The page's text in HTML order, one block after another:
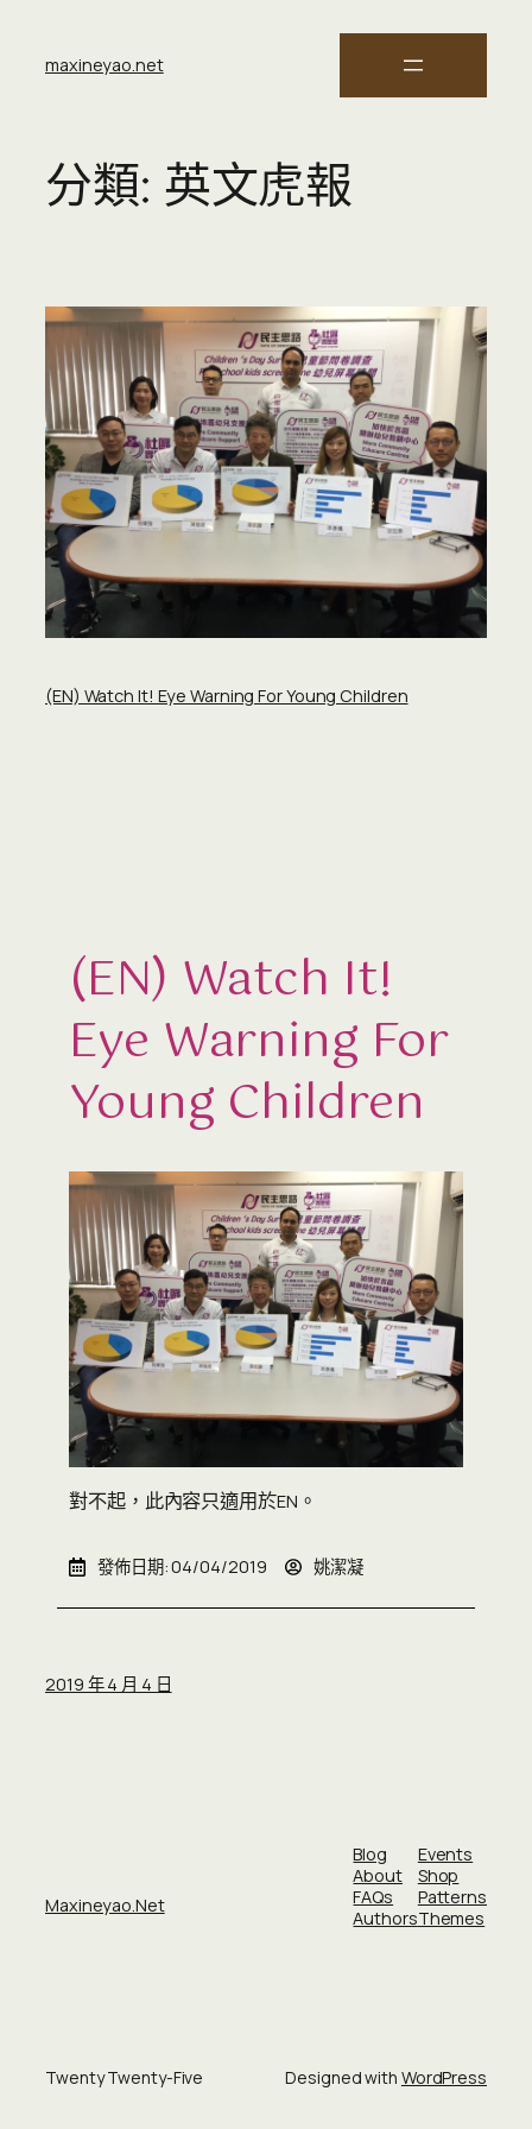
maxineyao.net
分類: 英文虎報
(EN) Watch It! Eye Warning For Young Children
(EN) Watch It!
Eye Warning For
Young Children
對不起，此內容只適用於EN 。
發佈日期:04/04/2019 姚潔凝
2019 年 4 月 4 日
Maxineyao.net
Blog
About
FAQs
Authors
Events
Shop
Patterns
Themes
Twenty Twenty-Five Designed with WordPress